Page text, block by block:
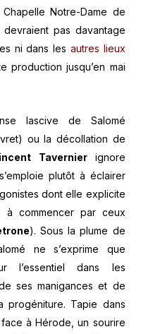
Notre-Dame de
devraient pas davantage
ni dans les autres lieux
production jusqu’en mai
lascive de Salomé
ou la décollation de
Tavernier ignore
plutôt à éclairer
dont elle explicite
à commencer par ceux
). Sous la plume de
ne s’exprime que
l’essentiel dans les
ses manigances et de
progéniture. Tapie dans
face à Hérode, un sourire